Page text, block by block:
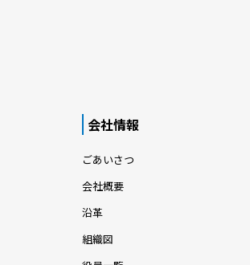
会社情報
ごあいさつ
会社概要
沿革
組織図